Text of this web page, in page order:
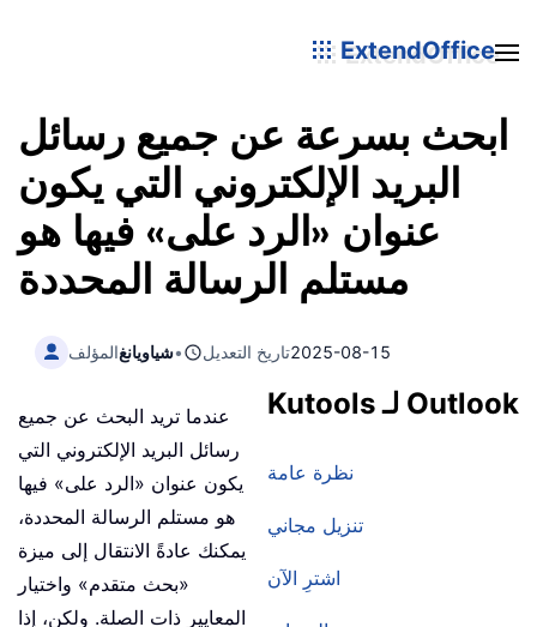
ExtendOffice
ابحث بسرعة عن جميع رسائل
البريد الإلكتروني التي يكون
عنوان «الرد على» فيها هو
مستلم الرسالة المحددة
المؤلفشياويانغ• تاريخ التعديل2025-08-15
Kutools لـ Outlook
نظرة عامة
تنزيل مجاني
اشترِ الآن
عندما تريد البحث عن جميع
رسائل البريد الإلكتروني التي
يكون عنوان «الرد على» فيها
هو مستلم الرسالة المحددة،
يمكنك عادةً الانتقال إلى ميزة
«بحث متقدم» واختيار
المعايير ذات الصلة. ولكن، إذا